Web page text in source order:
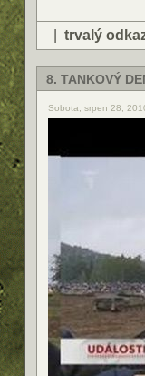
trvalý
8. TANKOVÝ
Sobota, srpen 28,